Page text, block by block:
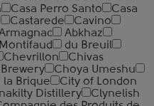
Casa Perro Santo
Casa
Castarede
Cavino
Abkhaz
du Breuil
Chevrillon
Chivas
Choya Umeshu
la Brique
City of London
Distillery
Clynelish